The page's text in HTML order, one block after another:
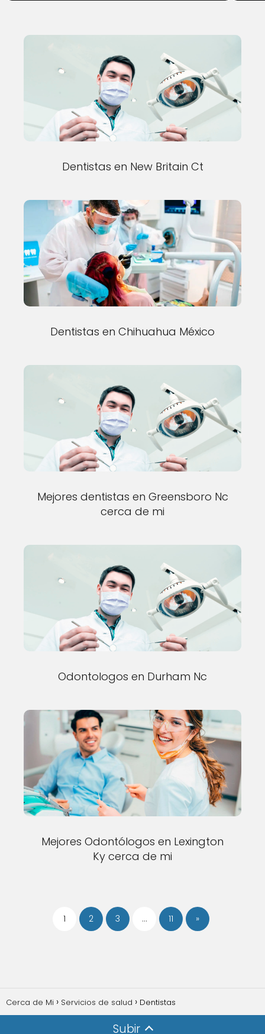
Dentistas en New Britain Ct
Dentistas en Chihuahua México
Mejores dentistas en Greensboro Nc
cerca de mi
Odontologos en Durham Nc
Mejores Odontólogos en Lexington
Ky cerca de mi
1 2 3 … 11 »
Cerca de Mi Servicios de salud Dentistas
Subir